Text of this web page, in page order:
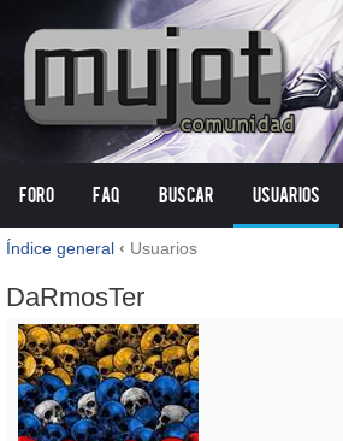
Foro FAQ Buscar Usuarios
Índice general ‹ Usuarios
DaRmosTer